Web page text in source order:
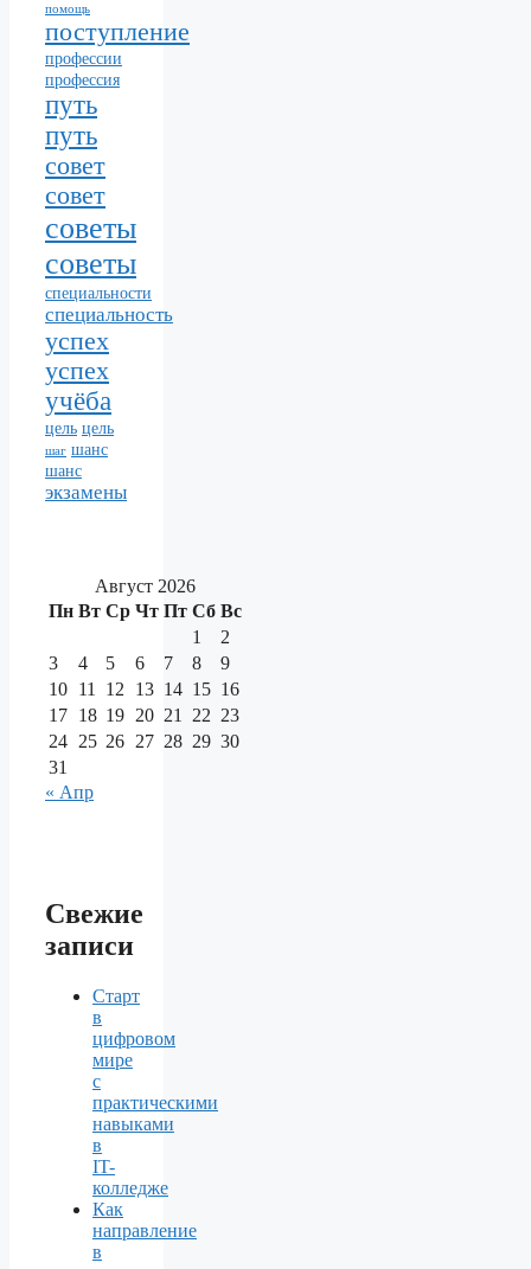
помощь
поступление
профессии
профессия
путь
путь
совет
совет
советы
советы
специальности
специальность
успех
успех
учёба
цель цель
шаг шанс
шанс
экзамены
Август 2026
Пн Вт Ср Чт Пт Сб Вс
1
2
3
4 5 6 7 8
9
10 11 12 13 14 15 16
17 18 19 20 21 22 23
24 25 26 27 28 29 30
31
« Апр
Свежие
записи
Старт
в
цифровом
мире
с
практическими
навыками
в
IT-
колледже
Как
направление
в